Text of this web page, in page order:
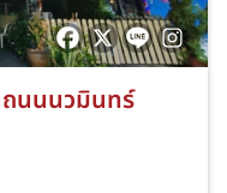
นนนวมินทร์